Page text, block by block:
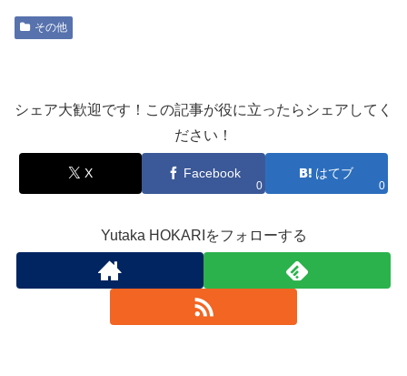
その他
シェア大歓迎です！この記事が役に立ったらシェアしてく
ださい！
X Facebook
0
はてブ
0
Yutaka HOKARIをフォローする